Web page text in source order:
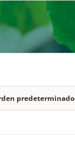
predeterminado